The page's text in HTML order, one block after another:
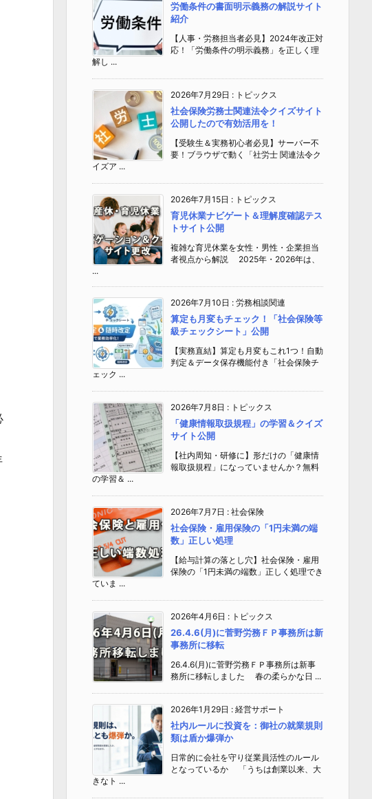
労働条件の書面明示義務の解説サイト
紹介
【人事・労務担当者必見】2024年改正対
応！「労働条件の明示義務」を正しく理
解し ...
2026年7月29日 : トピックス
社会保険労務士関連法令クイズサイト
公開したので有効活用を！
【受験生＆実務初心者必見】サーバー不
要！ブラウザで動く「社労士 関連法令ク
イズア ...
2026年7月15日 : トピックス
育児休業ナビゲート＆理解度確認テス
トサイト公開
複雑な育児休業を女性・男性・企業担当
者視点から解説 2025年・2026年は、
...
2026年7月10日 : 労務相談関連
算定も月変もチェック！「社会保険等
級チェックシート」公開
【実務直結】算定も月変もこれ1つ！自動
判定＆データ保存機能付き「社会保険チ
ェック ...
2026年7月8日 : トピックス
「健康情報取扱規程」の学習＆クイズ
サイト公開
【社内周知・研修に】形だけの「健康情
報取扱規程」になっていませんか？無料
の学習＆ ...
2026年7月7日 : 社会保険
社会保険・雇用保険の「1円未満の端
数」正しい処理
【給与計算の落とし穴】社会保険・雇用
保険の「1円未満の端数」正しく処理でき
ていま ...
2026年4月6日 : トピックス
26.4.6(月)に菅野労務ＦＰ事務所は新
事務所に移転
26.4.6(月)に菅野労務ＦＰ事務所は新事
務所に移転しました 春の柔らかな日 ...
2026年1月29日 : 経営サポート
社内ルールに投資を：御社の就業規則
類は盾か爆弾か
日常的に会社を守り従業員活性のルール
となっているか 「うちは創業以来、大
きなト ...